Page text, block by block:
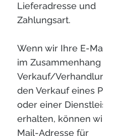
Lieferadresse und
Zahlungsart.
Wenn wir Ihre E-Mail-
im Zusammenhang
Verkauf/
den Verkauf eines
oder einer
erhalten, können wir
Mail-Adresse für